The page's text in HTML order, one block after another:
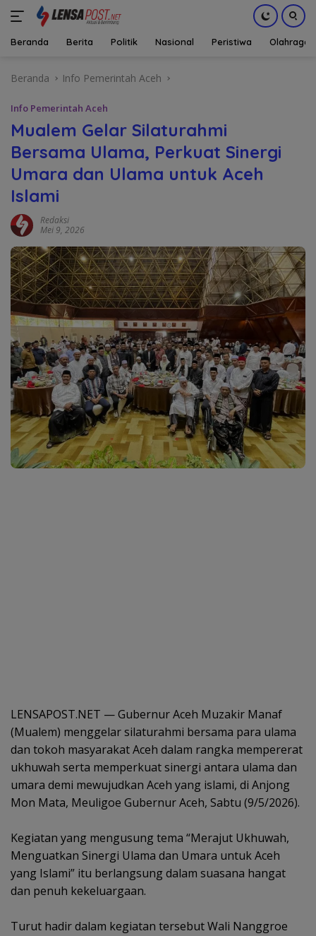
Beranda Berita Politik Nasional Peristiwa Olahraga
Beranda Info Pemerintah Aceh
Info Pemerintah Aceh
Mualem Gelar Silaturahmi
Bersama Ulama, Perkuat Sinergi
Umara dan Ulama untuk Aceh
Islami
Redaksi
Mei 9, 2026
LENSAPOST.NET — Gubernur Aceh Muzakir Manaf
(Mualem) menggelar silaturahmi bersama para ulama
dan tokoh masyarakat Aceh dalam rangka mempererat
ukhuwah serta memperkuat sinergi antara ulama dan
umara demi mewujudkan Aceh yang islami, di Anjong
Mon Mata, Meuligoe Gubernur Aceh, Sabtu (9/5/2026).
‎Kegiatan yang mengusung tema “Merajut Ukhuwah,
Menguatkan Sinergi Ulama dan Umara untuk Aceh
yang Islami” itu berlangsung dalam suasana hangat
dan penuh kekeluargaan.
‎Turut hadir dalam kegiatan tersebut Wali Nanggroe